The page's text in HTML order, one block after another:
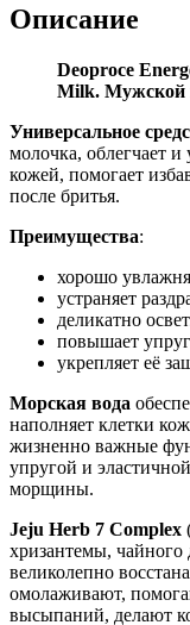
Описание
Deoproce
Milk. Мужской
Универсальное
молочка, облегчает и
кожей, помогает
после бритья.
Преимущества:
хорошо
устраняет
деликатно
повышает
укрепляет её
Морская вода
наполняет клетки
жизненно важные
упругой и
морщины.
Jeju Herb 7 Complex
хризантемы, чайного
великолепно
омолаживают,
высыпаний, делают